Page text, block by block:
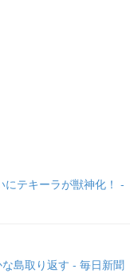
にテキーラが獣神化！ -
島取り返す - 毎日新聞